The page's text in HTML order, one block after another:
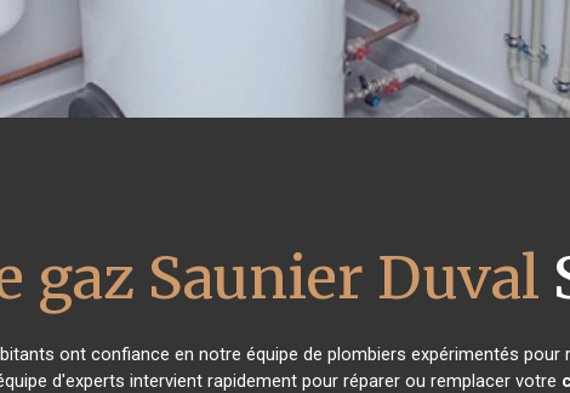
gaz Saunier Duval
ont confiance en notre équipe de plombiers expérimentés
d'experts intervient rapidement pour réparer ou remplacer votre